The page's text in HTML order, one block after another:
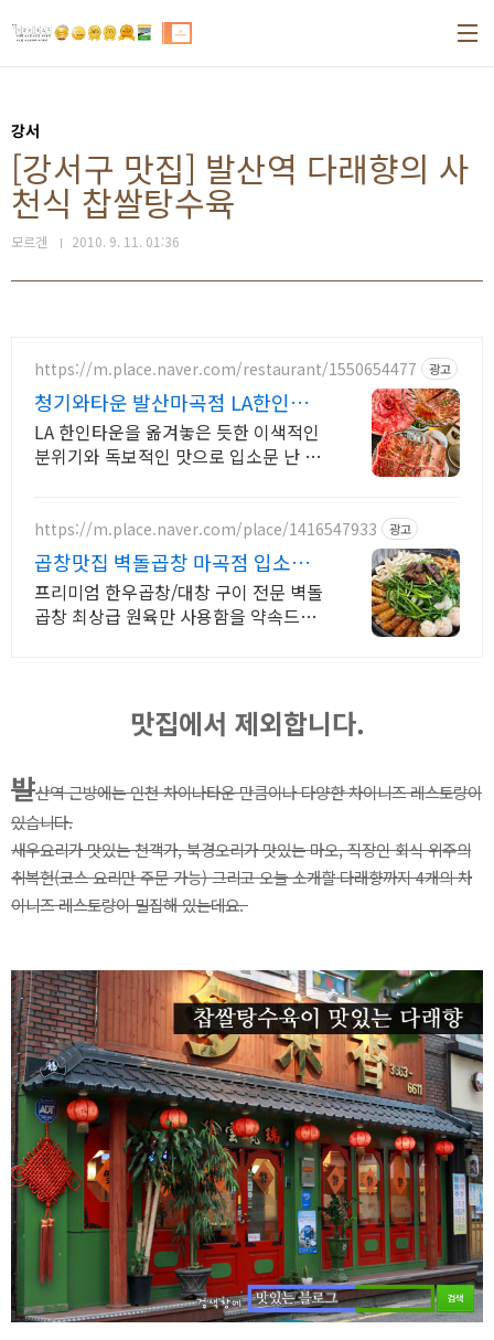
강서
[강서구 맛집] 발산역 다래향의 사
천식 찹쌀탕수육
모르겐 2010. 9. 11. 01:36
https://m.place.naver.com/restaurant/1550654477 광고
청기와타운 발산마곡점 LA한인타운
을 통째로 옮긴맛
LA 한인타운을 옮겨놓은 듯한 이색적인
분위기와 독보적인 맛으로 입소문 난 고
다.
https://m.place.naver.com/place/1416547933 광고
곱창맛집 벽돌곱창 마곡점 입소문
폭팔! 소곱창 정석
프리미엄 한우곱창/대창 구이 전문 벽돌
곱창 최상급 원육만 사용함을 약속드립
맛집에서 제외합니다.
발산역 근방에는 인천 차이나타운 만큼이나 다양한 차이니즈 레스토랑이
있습니다.
새우요리가 맛있는 천객가, 북경오리가 맛있는 마오, 직장인 회식 위주의
취복헌(코스 요리만 주문 가능) 그리고 오늘 소개할 다래향까지 4개의 차
이니즈 레스토랑이 밀집해 있는데요.